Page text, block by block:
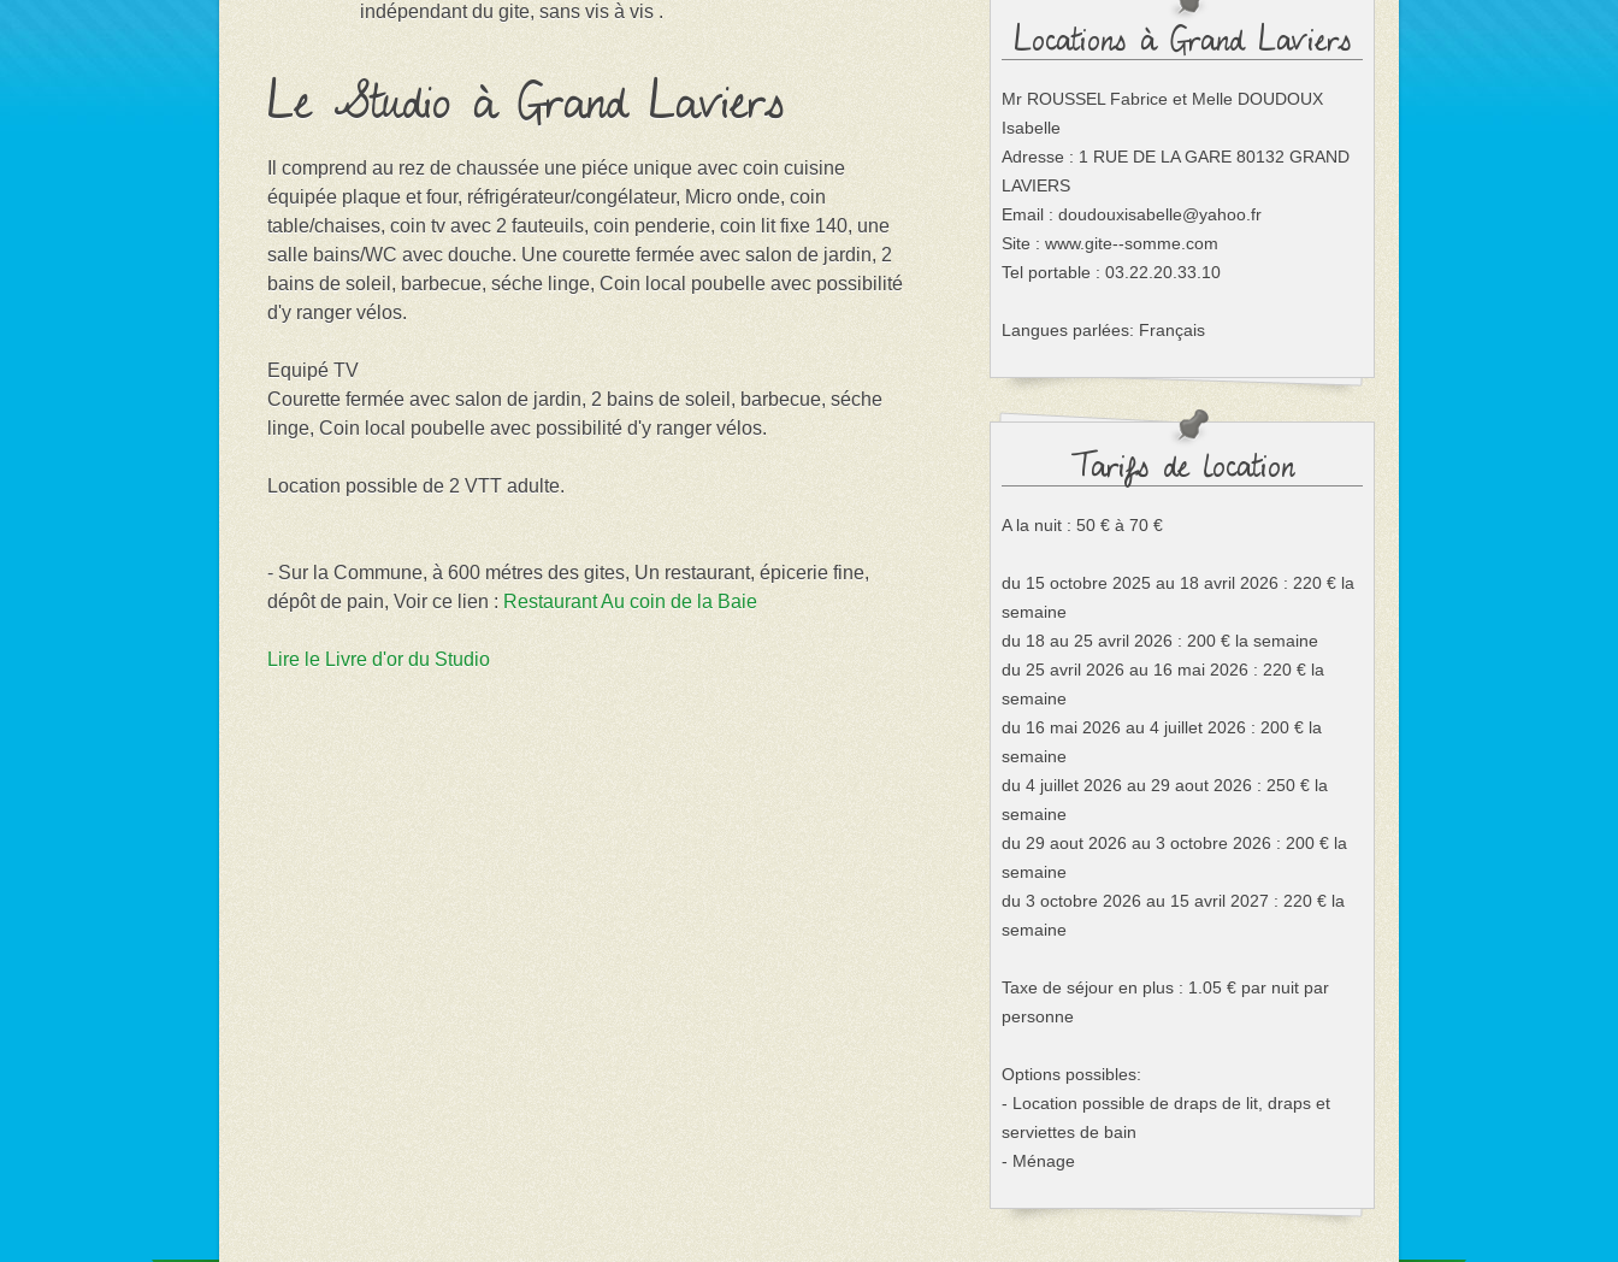
indépendant du gite, sans vis à vis .
Le Studio à Grand Laviers
Il comprend au rez de chaussée une piéce unique avec coin cuisine
équipée plaque et four, réfrigérateur/congélateur, Micro onde, coin
table/chaises, coin tv avec 2 fauteuils, coin penderie, coin lit fixe 140, une
salle bains/WC avec douche. Une courette fermée avec salon de jardin, 2
bains de soleil, barbecue, séche linge, Coin local poubelle avec possibilité
d'y ranger vélos.
Equipé TV
Courette fermée avec salon de jardin, 2 bains de soleil, barbecue, séche
linge, Coin local poubelle avec possibilité d'y ranger vélos.
Location possible de 2 VTT adulte.
- Sur la Commune, à 600 métres des gites, Un restaurant, épicerie fine,
dépôt de pain, Voir ce lien : Restaurant Au coin de la Baie
Lire le Livre d'or du Studio
Locations à Grand Laviers
Mr ROUSSEL Fabrice et Melle DOUDOUX
Isabelle
Adresse : 1 RUE DE LA GARE 80132 GRAND
LAVIERS
Email : doudouxisabelle@yahoo.fr
Site : www.gite--somme.com
Tel portable : 03.22.20.33.10
Langues parlées: Français
Tarifs de location
A la nuit : 50 € à 70 €
du 15 octobre 2025 au 18 avril 2026 : 220 € la
semaine
du 18 au 25 avril 2026 : 200 € la semaine
du 25 avril 2026 au 16 mai 2026 : 220 € la
semaine
du 16 mai 2026 au 4 juillet 2026 : 200 € la
semaine
du 4 juillet 2026 au 29 aout 2026 : 250 € la
semaine
du 29 aout 2026 au 3 octobre 2026 : 200 € la
semaine
du 3 octobre 2026 au 15 avril 2027 : 220 € la
semaine
Taxe de séjour en plus : 1.05 € par nuit par
personne
Options possibles:
- Location possible de draps de lit, draps et
serviettes de bain
- Ménage